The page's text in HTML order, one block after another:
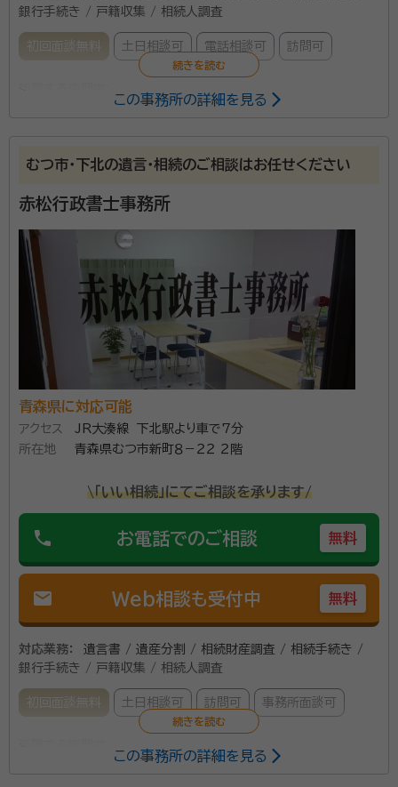
銀行手続き / 戸籍収集 / 相続人調査
初回面談無料 土日相談可 電話相談可 訪問可
事務所口コミ（抜粋）：
account_circle 満足度 5.0
ご利用時期：2026/7
自宅まで来ていただき、話しやすさ、かつ丁寧に説明してくれたので。
契約後の感想
途中経過などの報告もくれたので、進行状況なども分かって安心でした。
相続・遺言といった手続きをサポートいたします。 青
森、五所川原で行政書士をお探しなら、行政書士原田拓
事務所へご相談・ご依頼ください。
資格等： 行政書士
所属団体： 青森県行政書士会
この事務所の詳細を見る
むつ市・下北の遺言・相続のご相談はお任せください
赤松行政書士事務所
青森県に対応可能
アクセス
JR大湊線 下北駅より車で7分
所在地
青森県むつ市新町８－２２ ２階
\「いい相続」にてご相談を承ります/
phone お電話でのご相談 無料
mail Web相談も受付中 無料
対応業務：
遺言書 / 遺産分割 / 相続財産調査 / 相続手続き /
銀行手続き / 戸籍収集 / 相続人調査
初回面談無料 土日相談可 訪問可 事務所面談可
この事務所の詳細を見る